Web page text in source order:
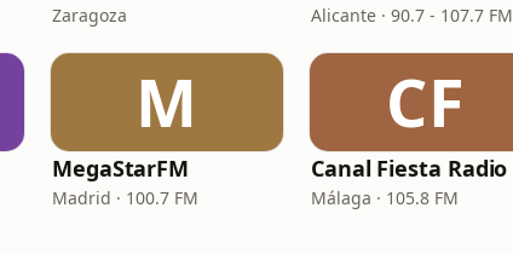
Zaragoza Alicante · 90.7 - 107.7 FM
M
MegaStarFM
Madrid · 100.7 FM
CF
Canal Fiesta Radio
Málaga · 105.8 FM